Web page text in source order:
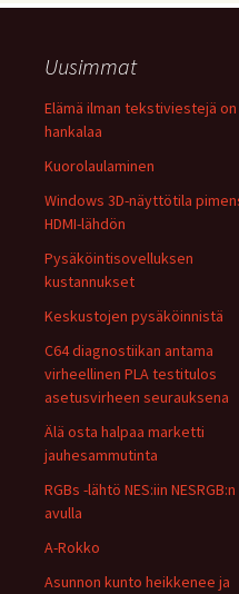
Uusimmat
Elämä ilman tekstiviestejä on
hankalaa
Kuorolaulaminen
Windows 3D-näyttötila
HDMI-lähdön
Pysäköintisovelluksen
kustannukset
Keskustojen pysäköinnistä
C64 diagnostiikan antama
virheellinen PLA testitulos
asetusvirheen seurauksena
Älä osta halpaa marketti
jauhesammutinta
RGBs -lähtö NES:iin NESRGB:n
avulla
A-Rokko
Asunnon kunto heikkenee ja